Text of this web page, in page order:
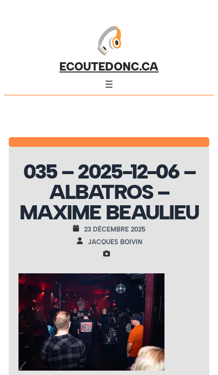
ECOUTEDONC.CA
035 – 2025-12-06 –
ALBATROS –
MAXIME BEAULIEU
23 DÉCEMBRE 2025
JACQUES BOIVIN